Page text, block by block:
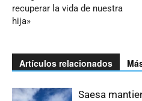
recuperar la vida de nuestra
hija»
Artículos relacionados
Saesa